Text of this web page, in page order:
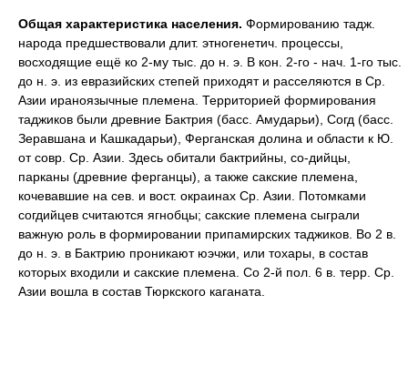
Общая характеристика населения. Формированию тадж.
народа предшествовали длит. этногенетич. процессы,
восходящие ещё ко 2-му тыс. до н. э. В кон. 2-го - нач. 1-го тыс.
до н. э. из евразийских степей приходят и расселяются в Ср.
Азии ираноязычные племена. Территорией формирования
таджиков были древние Бактрия (басc. Амударьи), Согд (басс.
Зеравшана и Кашкадарьи), Ферганская долина и области к Ю.
от совр. Ср. Азии. Здесь обитали бактрийны, со-дийцы,
парканы (древние ферганцы), а также сакские племена,
кочевавшие на сев. и вост. окраинах Ср. Азии. Потомками
согдийцев считаются ягнобцы; сакские племена сыграли
важную роль в формировании припамирских таджиков. Во 2 в.
до н. э. в Бактрию проникают юэчжи, или тохары, в состав
которых входили и сакские племена. Со 2-й пол. 6 в. терр. Ср.
Азии вошла в состав Тюркского каганата.